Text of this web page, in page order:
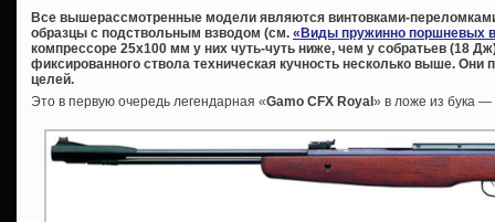
Все вышерассмотренные модели являются винтовками-
образцы с подствольным взводом (см. «Виды пружинно поршневых
компрессоре 25х100 мм у них чуть-чуть ниже, чем у собратьев (18
фиксированного ствола техническая кучность несколько выше. Они
целей.
Это в первую очередь легендарная «Gamo CFX Royal » в ложе из бука —